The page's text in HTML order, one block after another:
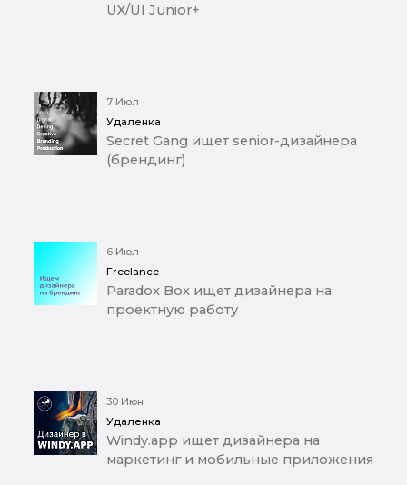
UX/UI Junior+
7 Июл
Удаленка
Secret Gang ищет senior-дизайнера
(брендинг)
6 Июл
Freelance
Paradox Box ищет дизайнера на
проектную работу
30 Июн
Удаленка
Windy.app ищет дизайнера на
маркетинг и мобильные приложения